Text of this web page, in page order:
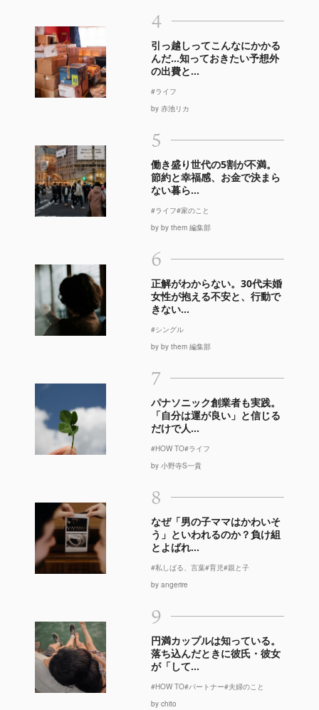
4
引っ越しってこんなにかかる
んだ…知っておきたい予想外
の出費と...
#ライフ
by 赤池リカ
5
働き盛り世代の5割が不満。
節約と幸福感、お金で決まら
ない暮ら...
#ライフ#家のこと
by by them 編集部
6
正解がわからない。30代未婚
女性が抱える不安と、行動で
きない...
#シングル
by by them 編集部
7
パナソニック創業者も実践。
「自分は運が良い」と信じる
だけで人...
#HOW TO#ライフ
by 小野寺S一貴
8
なぜ「男の子ママはかわいそ
う」といわれるのか？負け組
とよばれ...
#私しばる、言葉#育児#親と子
by angerire
9
円満カップルは知っている。
落ち込んだときに彼氏・彼女
が「して...
#HOW TO#パートナー#夫婦のこと
by chito